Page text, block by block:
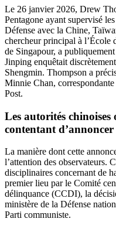
Le 26 janvier 2026, Drew
Pentagone ayant supervisé
Défense avec la Chine,
chercheur principal à l’École
de Singapour, a
Jinping enquêtait
Shengmin. Thompson a
Minnie Chan,
Post.
Les autorités
contentant d’annoncer
La manière dont cette
l’attention des observateurs.
disciplinaires concernant de
premier lieu par le Comité
délinquance (CCDI), la
ministère de la Défense
Parti communiste.